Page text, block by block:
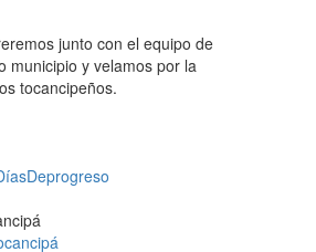
junto con el equipo de
municipio y velamos por la
tocancipeños.